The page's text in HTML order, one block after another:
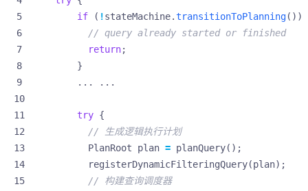
ScaledWriterScheduler
newSourcePartitionedSchedulerAsStageSch
eduler
if
( !stateMachine.transitionToPlanning())
// query already started or finished
return;
}
...
...
try {
// 生成逻辑执行计划
PlanRoot
plan = planQuery();
registerDynamicFilteringQuery(plan);
// 构建查询调度器